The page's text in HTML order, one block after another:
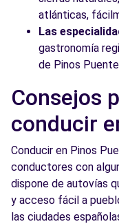
atlánticas,
Las
gastronomía
de Pinos
Consejos
conducir
Conducir en Pinos
conductores con
dispone de autovías
y acceso fácil a
las ciudades